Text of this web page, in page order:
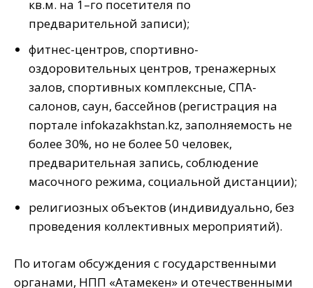
кв.м. на 1–го посетителя по
предварительной записи);
фитнес-центров, спортивно-
оздоровительных центров, тренажерных
залов, спортивных комплексные, СПА-
салонов, саун, бассейнов (регистрация на
портале infokazakhstan.kz, заполняемость не
более 30%, но не более 50 человек,
предварительная запись, соблюдение
масочного режима, социальной дистанции);
религиозных объектов (индивидуально, без
проведения коллективных мероприятий).
По итогам обсуждения с государственными
органами, НПП «Атамекен» и отечественными